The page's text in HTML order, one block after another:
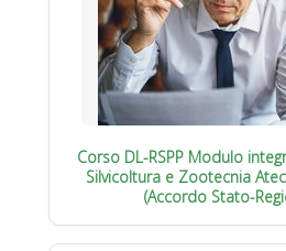
Corso DL-RSPP Modulo
Silvicoltura e Zootecnia
(Accordo Stato-